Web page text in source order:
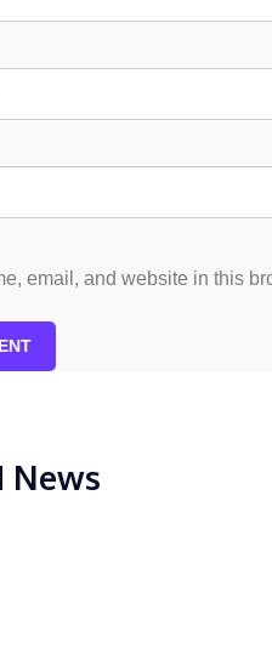
email, and website in this
News